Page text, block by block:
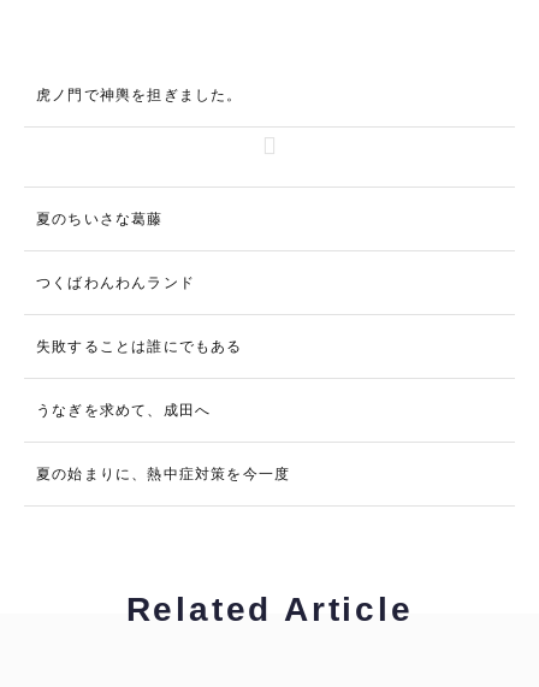
虎ノ門で神輿を担ぎました。
夏のちいさな葛藤
つくばわんわんランド
失敗することは誰にでもある
うなぎを求めて、成田へ
夏の始まりに、熱中症対策を今一度
Related Article